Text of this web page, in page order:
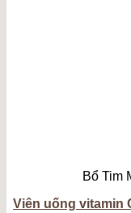
Bổ Tim
Viên uống vitamin